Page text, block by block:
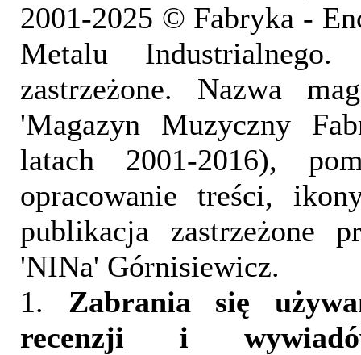
2001-2025 © Fabryka -
Metalu
zastrzeżone. Nazwa
'Magazyn Muzyczny
latach 2001-2016),
opracowanie treści,
publikacja zastrzeżone
'NINa' Górnisiewicz.
1. Zabrania się
recenzji i